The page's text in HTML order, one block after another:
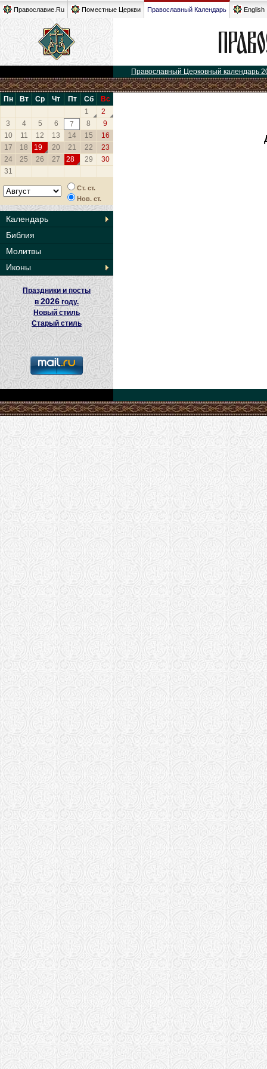
Православие.Ru Поместные Церкви Православный Календарь English
Православный Церковный календарь
Пн Вт Ср Чт Пт Сб
Вс
1
2
3
4 5 6 7 8
9
10
11 12 13 14 15
16
17
18 19 20 21 22
23
24
25 26 27 28 29
30
31
Ст. ст.
Нов. ст.
Календарь
Библия
Молитвы
Иконы
Праздники и посты
в2026 году.
Новый стиль
Старый стиль